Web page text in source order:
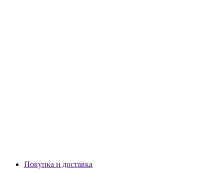
Покупка и доставка